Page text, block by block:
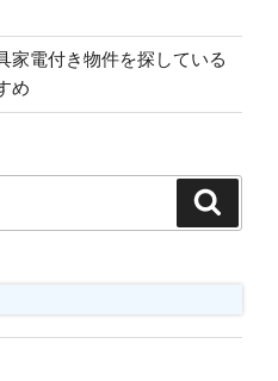
家電付き物件を探している
め